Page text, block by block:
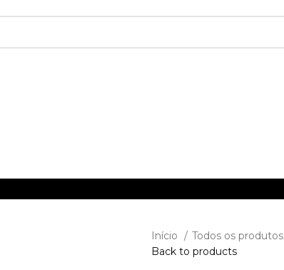
Início Todos os produtos
Back to products